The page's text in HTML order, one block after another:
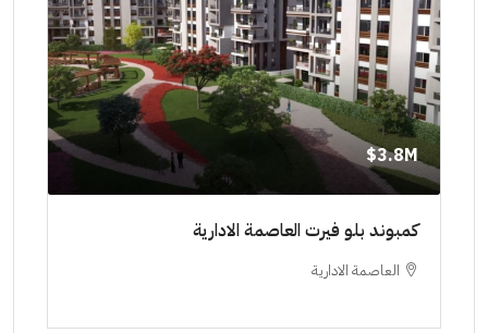
3.8M$
كمبوند بلو فيرت العاصمة الادارية
العاصمة الادارية